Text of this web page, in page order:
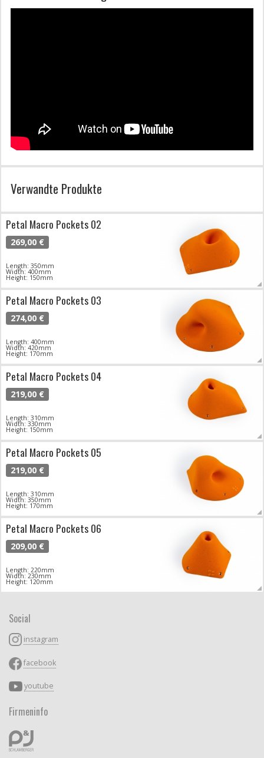
Verwandte Produkte
Petal Macro Pockets 02
269,00 €
Length: 350mm
Width: 400mm
Height: 150mm
Petal Macro Pockets 03
274,00 €
Length: 400mm
Width: 420mm
Height: 170mm
Petal Macro Pockets 04
219,00 €
Length: 310mm
Width: 330mm
Height: 150mm
Petal Macro Pockets 05
219,00 €
Length: 310mm
Width: 350mm
Height: 170mm
Petal Macro Pockets 06
209,00 €
Length: 220mm
Width: 230mm
Height: 120mm
Social
instagram
facebook
youtube
Firmeninfo